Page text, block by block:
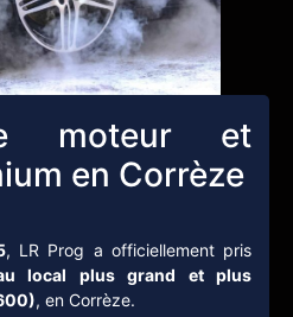
moteur et
en Corrèze
, LR Prog a officiellement pris
local plus grand et plus
, en Corrèze.